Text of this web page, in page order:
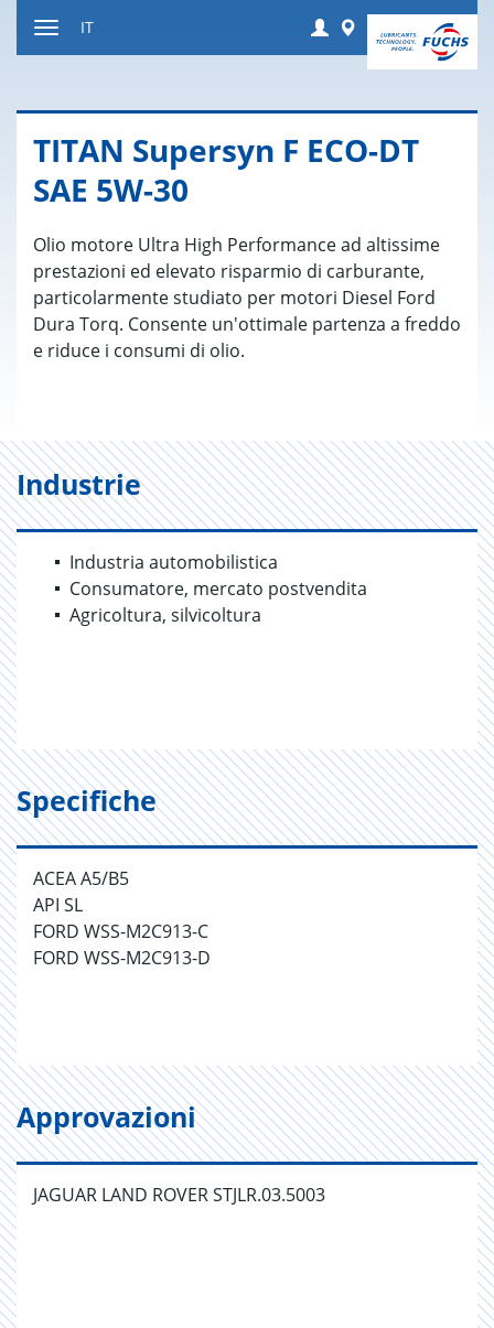
navigazione
Login Worldwide
IT
TITAN Su­per­syn F ECO-DT
SAE 5W-30
Olio motore Ultra High Performance ad altissime
prestazioni ed elevato risparmio di carburante,
particolarmente studiato per motori Diesel Ford
Dura Torq. Consente un'ottimale partenza a freddo
e riduce i consumi di olio.
Industrie
Industria automobilistica
Consumatore, mercato postvendita
Agricoltura, silvicoltura
Specifiche
ACEA A5/B5
API SL
FORD WSS-M2C913-C
FORD WSS-M2C913-D
Approvazioni
JAGUAR LAND ROVER STJLR.03.5003